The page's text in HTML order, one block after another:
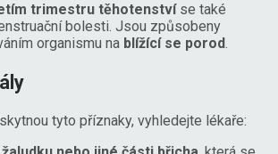
trimestru těhotenstvíse také
bolesti. Jsou způsobeny
organismu na blížící se porod.
tyto příznaky, vyhledejte lékaře: